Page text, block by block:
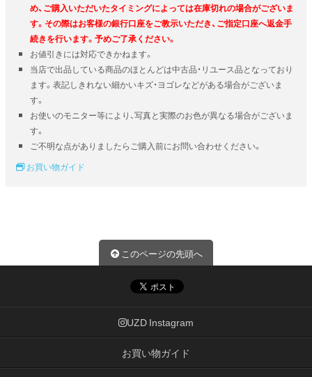
め、ご購入いただいたタイミングによっては在庫切れの場合がございま
す。その際はお客様の銀行口座をご教示いただき、ご指定口座へ返金手
続きを行います。予めご了承ください。
お値引きには対応できかねます。
当店で出品している商品のほとんどは中古品・リユース品となっており
ます。表記しきれない細かいキズ・ヨゴレなどがある場合がございま
す。
お使いのモニター等により、写真と実際のお色が異なる場合がございま
す。
ご不明な点がありましたらご購入前にお問い合わせください。
お買い物ガイド
このページの先頭へ
UZD Instagram
お買い物ガイド